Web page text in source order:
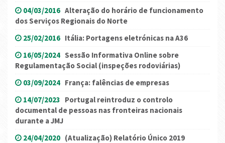
04/03/2016 Alteração do horário de funcionamento
dos Serviços Regionais do Norte
25/02/2016 Itália: Portagens eletrónicas na A36
16/05/2024 Sessão Informativa Online sobre
Regulamentação Social (inspeções rodoviárias)
03/09/2024 França: falências de empresas
14/07/2023 Portugal reintroduz o controlo
documental de pessoas nas fronteiras nacionais
durante a JMJ
24/04/2020 (Atualização) Relatório Único 2019